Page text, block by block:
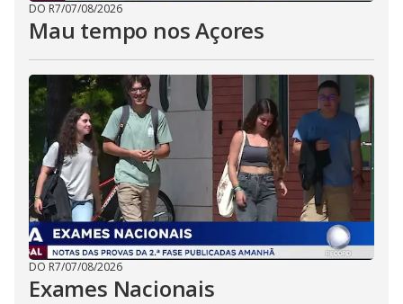
DO R7/07/08/2026
Mau tempo nos Açores
DO R7/07/08/2026
Exames Nacionais